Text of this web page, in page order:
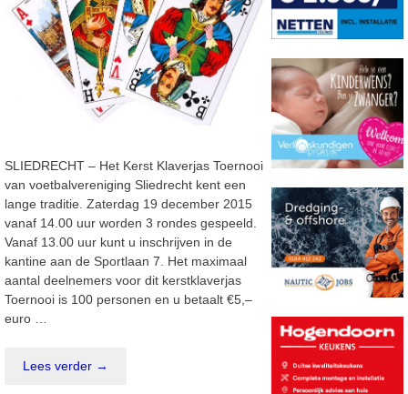
SLIEDRECHT – Het Kerst Klaverjas Toernooi
van voetbalvereniging Sliedrecht kent een
lange traditie. Zaterdag 19 december 2015
vanaf 14.00 uur worden 3 rondes gespeeld.
Vanaf 13.00 uur kunt u inschrijven in de
kantine aan de Sportlaan 7. Het maximaal
aantal deelnemers voor dit kerstklaverjas
Toernooi is 100 personen en u betaalt €5,–
euro …
Lees verder →